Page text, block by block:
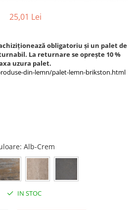
25,01 Lei
obligatoriu și un palet de
La returnare se oprește 10 %
uzura palet.
din-lemn/palet-lemn-brikston.html
: Alb-Crem
IN STOC